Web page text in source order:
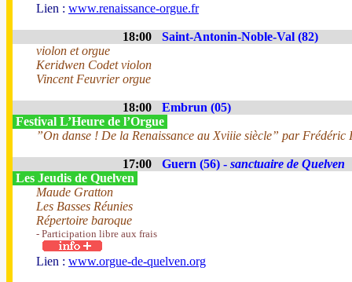
Lien : www.renaissance-orgue.fr
18:00
Saint-Antonin-Noble-Val (82)
violon et orgue
Keridwen Codet violon
Vincent Feuvrier orgue
18:00
Embrun (05)
Festival L’Heure de l’Orgue
”On danse ! De la Renaissance au Xviiie siècle” par Frédéric
17:00 Guern (56) - sanctuaire de Quelven
Les Jeudis de Quelven
Maude Gratton
Les Basses Réunies
Répertoire baroque
- Participation libre aux frais
Lien : www.orgue-de-quelven.org